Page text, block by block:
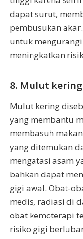
dapat surut,
pembusukan
untuk
meningkatkan
8. Mulut kering
Mulut kering
yang membantu
membasuh
yang ditemukan
mengatasi asam
bahkan dapat
gigi awal. Obat-
medis, radiasi di
obat kemoterapi
risiko gigi